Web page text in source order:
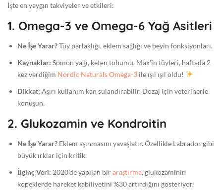
İşte en yaygın takviyeler ve etkileri:
1. Omega-3 ve Omega-6 Yağ Asitleri
Ne İşe Yarar?Tüy parlaklığı, eklem sağlığı ve beyin fonksiyonları.
Kaynaklar: Somon yağı, keten tohumu. Max’in tüyleri, haftada 2
kez verdiğim Nordic Naturals Omega-3 ile ışıl ışıl oldu!
Dikkat: Aşırı kullanım kan sulandırabilir. Dozaj için veterinerle
konuşun.
2. Glukozamin ve Kondroitin
Ne İşe Yarar? Eklem aşınmasını yavaşlatır. Özellikle Labrador gibi
büyük ırklar için kritik.
İlginç Veri: 2020’de yapılan biraraştırma, glukozaminin
köpeklerde hareket kabiliyetini %30 artırdığını gösteriyor.